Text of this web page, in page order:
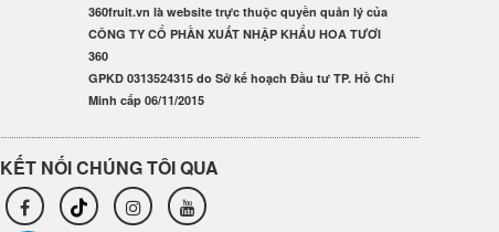
360fruit.vn là website trực thuộc quyền quản lý của
CÔNG TY CỔ PHẦN XUẤT NHẬP KHẨU HOA TƯƠI
360
GPKD 0313524315 do Sở kế hoạch Đầu tư TP. Hồ Chí
Minh cấp 06/11/2015
KẾT NỐI CHÚNG TÔI QUA